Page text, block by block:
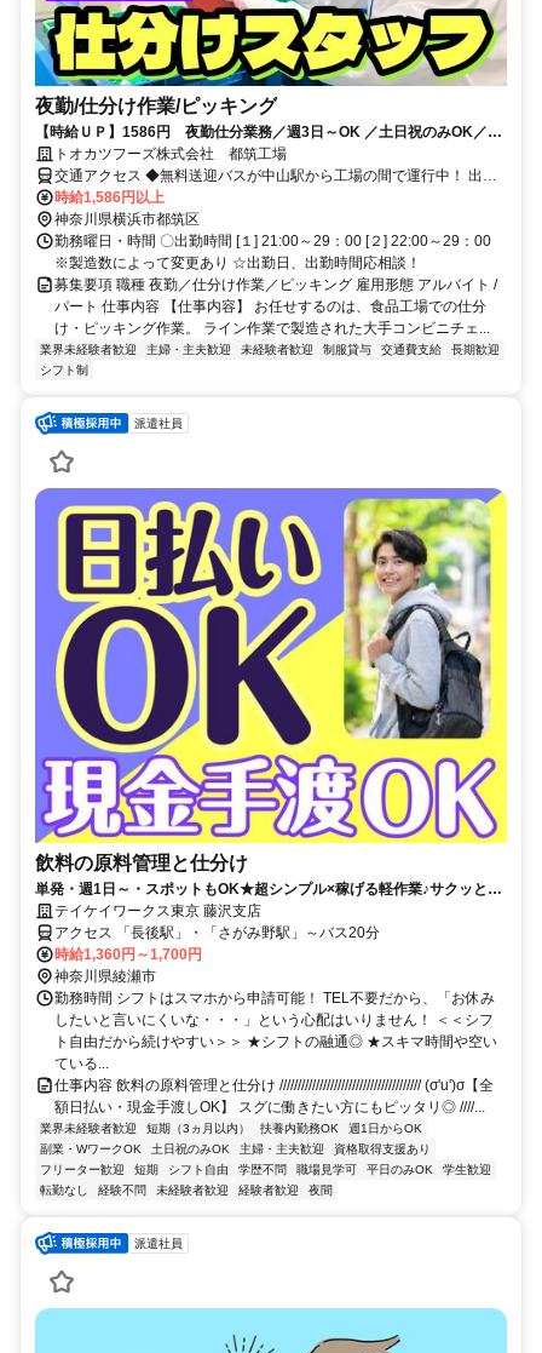
夜勤/仕分け作業/ピッキング
【時給ＵＰ】1586円 夜勤仕分業務／週3日～OK ／土日祝のみOK／中
山駅送迎バス有
トオカツフーズ株式会社 都筑工場
交通アクセス ◆無料送迎バスが中山駅から工場の間で運行中！ 出退
勤時間は【15分ごと】に運行しているので安心！ ◆JR横浜線「中山
駅」より徒歩１９分 横浜市営地下鉄グリーンライン「川和町駅」よ
り徒歩１４分 その他： バイク・自転車通勤OK（駐輪場完備） 交通費
全額支給（※規定あり）
時給1,586円以上
神奈川県横浜市都筑区
勤務曜日・時間 〇出勤時間 [１] 21:00～29：00 [２] 22:00～29：00
※製造数によって変更あり ☆出勤日、出勤時間応相談！
募集要項 職種 夜勤／仕分け作業／ピッキング 雇用形態 アルバイト /
パート 仕事内容 【仕事内容】 お任せするのは、食品工場での仕分
け・ピッキング作業。 ライン作業で製造された大手コンビニチェ...
業界未経験者歓迎 主婦・主夫歓迎 未経験者歓迎 制服貸与 交通費支給
長期歓迎
シフト制
派遣社員
飲料の原料管理と仕分け
単発・週1日～・スポットもOK★超シンプル×稼げる軽作業♪サクッと登
録！扶養内・Wワーク◎
テイケイワークス東京 藤沢支店
アクセス 「長後駅」・「さがみ野駅」～バス20分
時給1,360円～1,700円
神奈川県綾瀬市
勤務時間 シフトはスマホから申請可能！ TEL不要だから、「お休み
したいと言いにくいな・・・」という心配はいりません！ ＜＜シフ
ト自由だから続けやすい＞＞ ★シフトの融通◎ ★スキマ時間や空い
ている...
仕事内容 飲料の原料管理と仕分け /////////////////////////////////////// (σ'u')σ【全
額日払い・現金手渡しOK】 スグに働きたい方にもピッタリ◎ ////...
業界未経験者歓迎 短期（3ヵ月以内） 扶養内勤務OK
週1日からOK
副業・WワークOK
土日祝のみOK 主婦・主夫歓迎
資格取得支援あり
フリーター歓迎
短期 シフト自由 学歴不問 職場見学可 平日のみOK
学生歓迎
転勤なし
経験不問 未経験者歓迎 経験者歓迎 夜間
派遣社員